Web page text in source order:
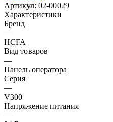
Артикул: 02-00029
Характеристики
Бренд
—
HCFA
Вид товаров
—
Панель оператора
Серия
—
V300
Напряжение питания
—